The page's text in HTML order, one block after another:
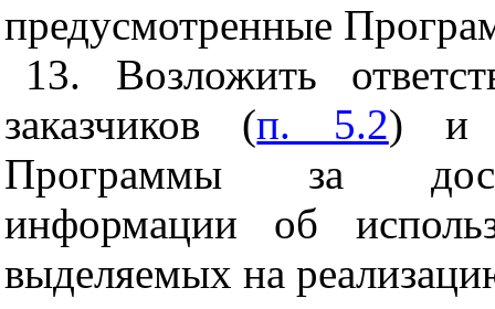
предусмотренные
13. Возложить
заказчиков (п. 5.2) и
Программы за
информации об
выделяемых на